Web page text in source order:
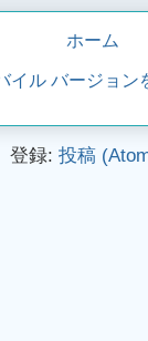
ホーム
イル バージョン
登録: 投稿